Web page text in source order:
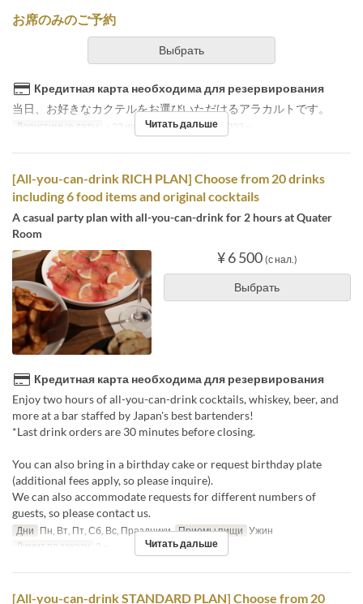
お席のみのご予約
Выбрать
Кредитная карта необходима для резервирования
当日、お好きなカクテルをお選びいただけるアラカルトです。
Допустимые даты ~ 22 июня. 2023, 24 июня. 2023 ~
Читать дальше
[All-you-can-drink RICH PLAN] Choose from 20 drinks
including 6 food items and original cocktails
A casual party plan with all-you-can-drink for 2 hours at Quater
Room
¥ 6 500 (с нал.)
Выбрать
Кредитная карта необходима для резервирования
Enjoy two hours of all-you-can-drink cocktails, whiskey, beer, and
more at a bar staffed by Japan's best bartenders!
*Last drink orders are 30 minutes before closing.
You can also bring in a birthday cake or request birthday plate
(additional fees apply, so please inquire).
We can also accommodate requests for different numbers of
guests, so please contact us.
Дни Пн, Вт, Пт, Сб, Вс, Праздники Приемы пищи Ужин
Лимит по заказу 2 ~ Читать дальше
[All-you-can-drink STANDARD PLAN] Choose from 20